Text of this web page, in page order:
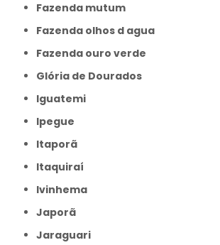
Fazenda mutum
Fazenda olhos d agua
Fazenda ouro verde
Glória de Dourados
Iguatemi
Ipegue
Itaporã
Itaquiraí
Ivinhema
Japorã
Jaraguari